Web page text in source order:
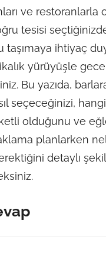
ve restoranlarla
tesisi
taşımaya ihtiyaç
yürüyüşle
Bu yazıda,
seçeceğinizi,
olduğunu ve
planlarken
detaylı